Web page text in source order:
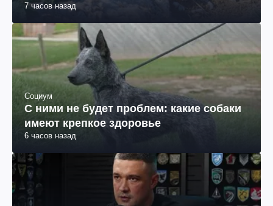
7 часов назад
Социум
С ними не будет проблем: какие собаки
имеют крепкое здоровье
6 часов назад